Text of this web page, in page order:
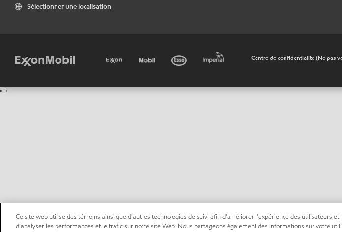
Sélectionner une localisation
Centre de confidentialité (Ne pas
Ce site web utilise des témoins ainsi que d'autres technologies de suivi afin d'améliorer l'expérience des utilisateurs et
d'analyser les performances et le trafic sur notre site Web. Nous partageons également des informations sur votre
""